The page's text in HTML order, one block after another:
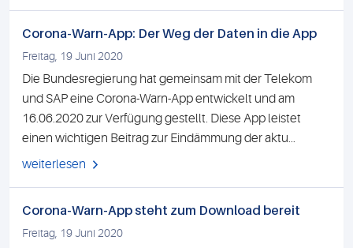
Corona-Warn-App: Der Weg der Daten in die App
Freitag, 19 Juni 2020
Die Bundesregierung hat gemeinsam mit der Telekom
und SAP eine Corona-Warn-App entwickelt und am
16.06.2020 zur Verfügung gestellt. Diese App leistet
einen wichtigen Beitrag zur Eindämmung der aktu...
weiterlesen
Corona-Warn-App steht zum Download bereit
Freitag, 19 Juni 2020